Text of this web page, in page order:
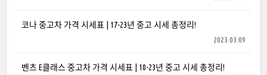
코나 중고차 가격 시세표 | 17-23년 중고 시세 총정리!
2023.03.09
벤츠 E클래스 중고차 가격 시세표 | 10-23년 중고 시세 총정리!